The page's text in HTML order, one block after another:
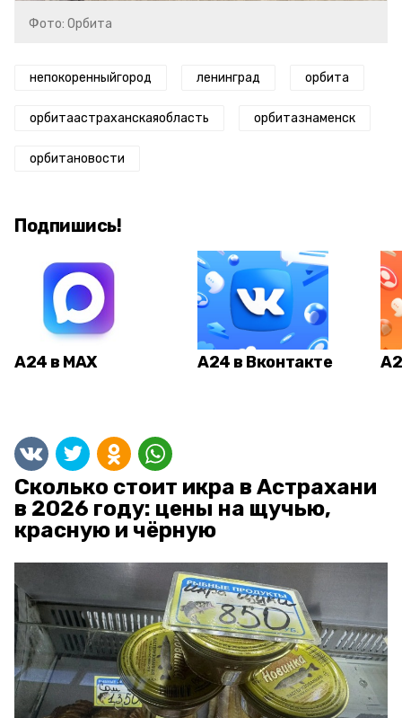
Фото: Орбита
непокоренныйгород ленинград орбита
орбитаастраханскаяобласть орбитазнаменск
орбитановости
Подпишись!
А24 в MAX А24 в Вконтакте
Сколько стоит икра в Астрахани
в 2026 году: цены на щучью,
красную и чёрную